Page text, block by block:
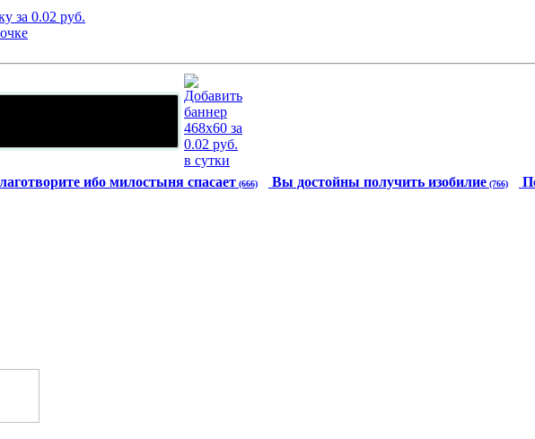
ибо милостыня спасает (666) Вы достойны получить изобилие (766)